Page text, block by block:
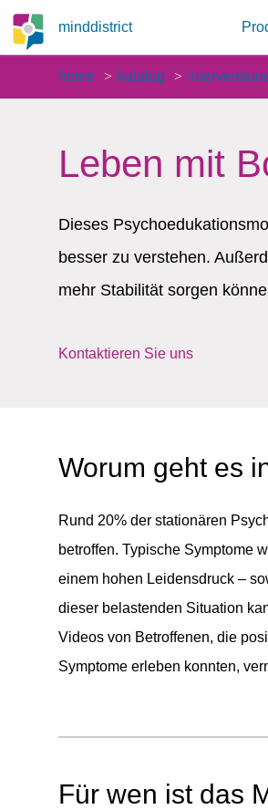
minddistrict
home katalog
Leben mit
Dieses
besser zu verstehen.
mehr Stabilität sorgen
Kontaktieren Sie uns
Worum geht es
Rund 20% der stationären
betroffen. Typische Symptome
einem hohen Leidensdruck –
dieser belastenden Situation
Videos von Betroffenen, die
Symptome erleben konnten,
Für wen ist das